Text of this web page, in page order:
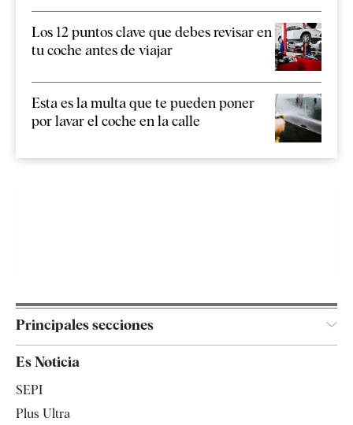
Los 12 puntos clave que debes revisar en
tu coche antes de viajar
Esta es la multa que te pueden poner
por lavar el coche en la calle
Principales secciones
Es Noticia
SEPI
Plus Ultra